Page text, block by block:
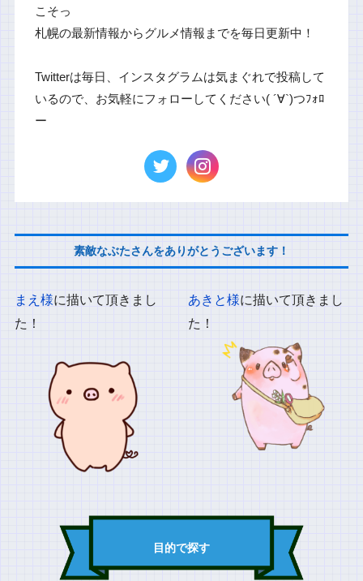
こそっ
札幌の最新情報からグルメ情報までを毎日更新中！
Twitterは毎日、インスタグラムは気まぐれで投稿して
いるので、お気軽にフォローしてください( ´∀`)つﾌｫﾛ
ー
素敵なぶたさんをありがとうございます！
まえ様に描いて頂きまし
た！
あきと様に描いて頂きまし
た！
目的で探す